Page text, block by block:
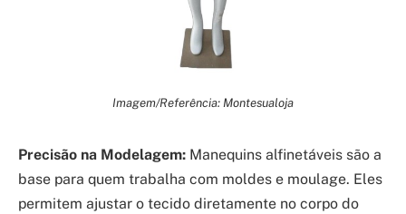
Imagem/Referência: Montesualoja
Precisão na Modelagem: Manequins alfinetáveis são a
base para quem trabalha com moldes e moulage. Eles
permitem ajustar o tecido diretamente no corpo do